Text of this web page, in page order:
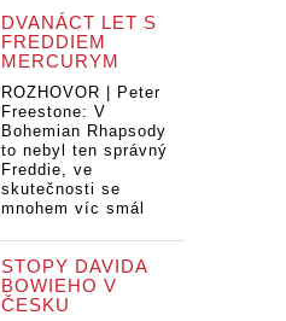
DVANÁCT LET S
FREDDIEM
MERCURYM
ROZHOVOR | Peter
Freestone: V
Bohemian Rhapsody
to nebyl ten správný
Freddie, ve
skutečnosti se
mnohem víc smál
STOPY DAVIDA
BOWIEHO V
ČESKU